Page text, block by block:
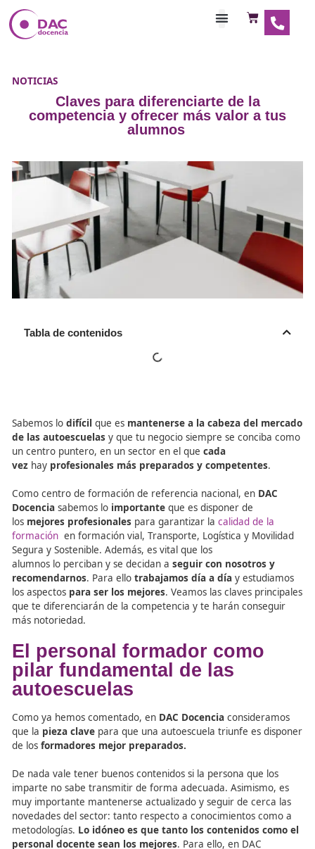
NOTICIAS
Claves para diferenciarte de la
competencia y ofrecer más valor a
Sabemos lodifícilque es mantenerse a la cabeza del
de las autoescuelasy que tu negocio siempre se
un centro puntero, en un sector en el quecada
vezhayprofesionales más preparados y
Como centro de formación de referencia nacional, en
Docenciasabemos loimportanteque es disponer de
los mejores profesionales para garantizar la
calidad
Segura y Sostenible. Además, es vital que los
alumnos lo perciban y se decidan a seguir con
recomendarnos. Para ello
los aspectospara ser los mejores
que te diferenciarán de la competencia y te harán
más notoriedad.
El personal formador como
pilar fundamental de las
autoescuelas